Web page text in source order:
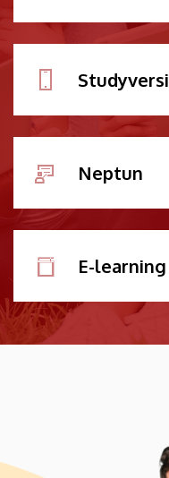
Neptun
E-learning